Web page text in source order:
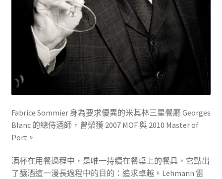
Fabrice Sommier 身為要求優異的米其林三星餐廳 Georges
Blanc 的總侍酒師，曾榮獲 2007 MOF 與 2010 Master of
Port。
酒杯在用餐過程中，是唯一持續在餐桌上的餐具，它點出
了釀酒這一漫長過程中的目的：追求卓越。Lehmann 雷